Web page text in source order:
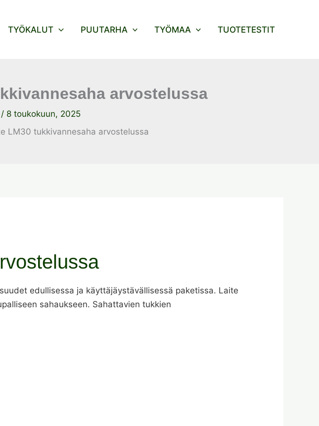
TYÖKALUT PUUTARHA TYÖMAA TUOTETESTIT
arvostelussa
/ 8 toukokuun, 2025
LM30 tukkivannesaha arvostelussa
edullisessa ja käyttäjäystävällisessä paketissa. Laite
sahaukseen. Sahattavien tukkien